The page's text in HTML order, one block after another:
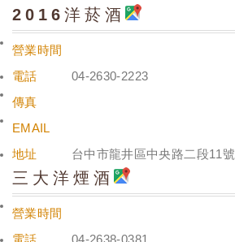
2016洋菸酒
營業時間
電話
04-2630-2223
傳真
EMAIL
地址
台中市龍井區中央路二段11號
三大洋煙酒
營業時間